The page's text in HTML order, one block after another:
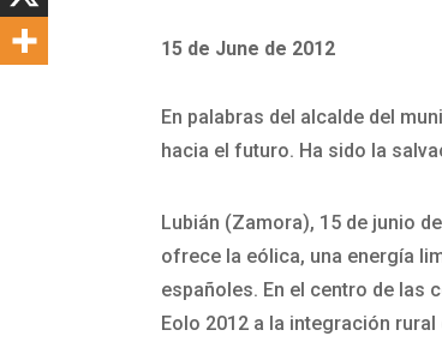
15 de June de 2012
En palabras del alcalde del
hacia el futuro. Ha sido la
Lubián (Zamora), 15 de junio
ofrece la eólica, una energía
españoles. En el centro de las
Eolo 2012 a la integración